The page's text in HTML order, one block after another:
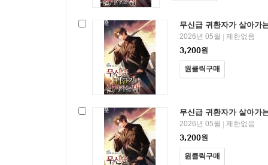
무신급 귀환자가 살아가
2026년 05월 | 제한없음
3,200원
원클릭구매
무신급 귀환자가 살아가
2026년 05월 | 제한없음
3,200원
원클릭구매